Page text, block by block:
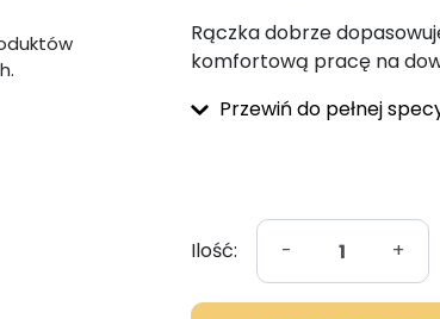
Rączka dobrze
komfortową pracę na
Przewiń do pełnej
Ilość: - +